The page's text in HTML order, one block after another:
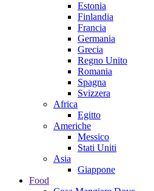
Estonia
Finlandia
Francia
Germania
Grecia
Regno Unito
Romania
Spagna
Svizzera
Africa
Egitto
Americhe
Messico
Stati Uniti
Asia
Giappone
Food